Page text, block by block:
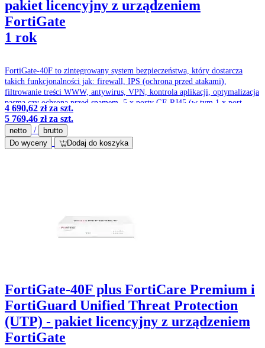
pakiet licencyjny z urządzeniem
FortiGate
1 rok
FortiGate-40F to zintegrowany system bezpieczeństwa, który dostarcza
takich funkcjonalności jak: firewall, IPS (ochrona przed atakami),
filtrowanie treści WWW, antywirus, VPN, kontrola aplikacji, optymalizacja
pasma czy ochrona przed spamem. 5 x porty GE RJ45 (w tym 1 x port
WAN, 4 x porty wewnętrzne)
4 690,62 złza szt.
5 769,46 złza szt.
netto /
brutto
Do wyceny
Dodaj do koszyka
FortiGate-40F plus FortiCare Premium i
FortiGuard Unified Threat Protection
(UTP) - pakiet licencyjny z urządzeniem
FortiGate